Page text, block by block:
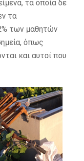
τα οποία δε
τα
των μαθητών
όπως
και αυτοί που